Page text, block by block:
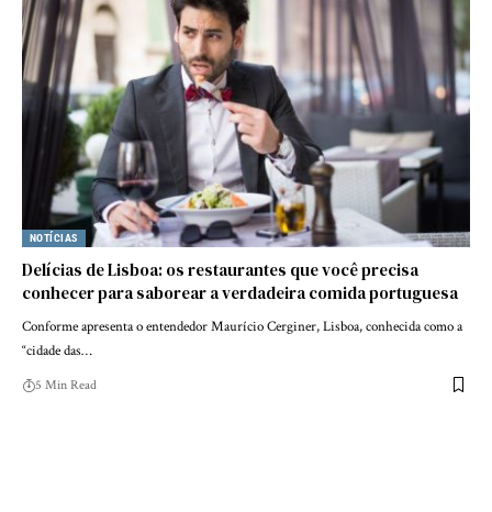
NOTÍCIAS
Delícias de Lisboa: os restaurantes que você precisa
conhecer para saborear a verdadeira comida portuguesa
Conforme apresenta o entendedor Maurício Cerginer, Lisboa, conhecida como a
“cidade das…
5 Min Read